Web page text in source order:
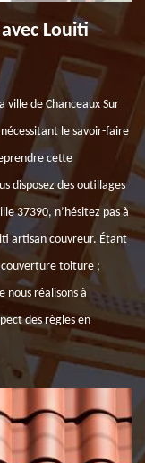
Louiti
de Chanceaux Sur
le savoir-faire
cette
disposez des outillages
37390, n’hésitez pas à
artisan couvreur. Étant
couverture toiture ;
nous réalisons à
des règles en